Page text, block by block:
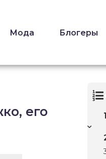
Мода Блогеры
его